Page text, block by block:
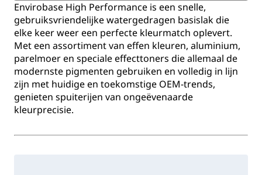
Envirobase High Performance is een snelle,
gebruiksvriendelijke watergedragen basislak die
elke keer weer een perfecte kleurmatch oplevert.
Met een assortiment van effen kleuren, aluminium,
parelmoer en speciale effecttoners die allemaal de
modernste pigmenten gebruiken en volledig in lijn
zijn met huidige en toekomstige OEM-trends,
genieten spuiterijen van ongeëvenaarde
kleurprecisie.